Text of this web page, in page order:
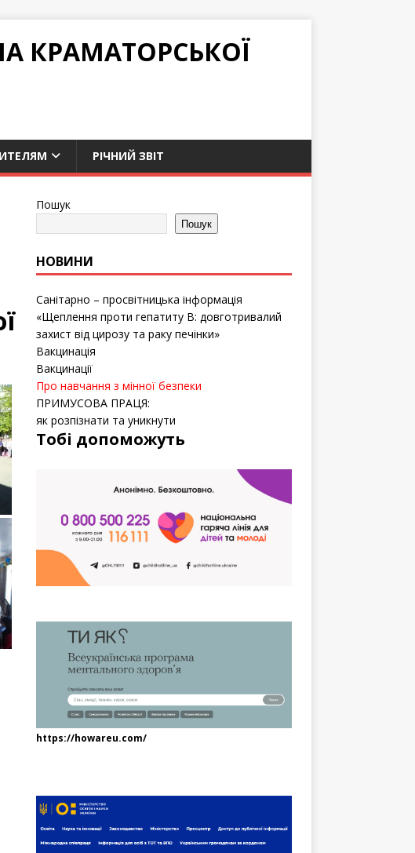
КРАМАТОРСЬКОЇ
РІЧНИЙ ЗВІТ
Пошук
Пошук
НОВИНИ
Санітарно – просвітницька інформація
«Щеплення проти гепатиту B: довготривалий
захист від цирозу та раку печінки»
Вакцинація
Вакцинації
Про навчання з мінної безпеки
ПРИМУСОВА ПРАЦЯ:
як розпізнати та уникнути
Тобі допоможуть
https://howareu.com/